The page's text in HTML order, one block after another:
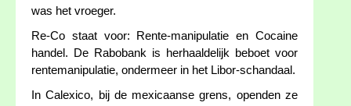
was het vroeger.
Re-Co staat voor: Rente-manipulatie en Cocaine
handel. De Rabobank is herhaaldelijk beboet voor
rentemanipulatie, ondermeer in het Libor-schandaal.
In Calexico, bij de mexicaanse grens, openden ze